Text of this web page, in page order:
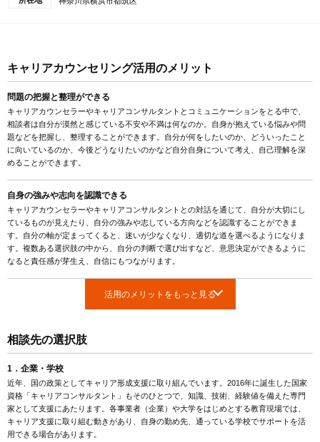
キャリアカウンセリング活用のメリット
問題の把握と整理ができる
キャリアカウンセラーやキャリアコンサルタントとコミュニケーションをとる中で、
相談者は自分が漠然と感じている不安や不満は何なのか。自身が抱えている悩みや問
題などを把握し、整理することができます。自分が何をしたいのか、どういったこと
に向いているのか、今後どうなりたいのかなど自分自身について考え、自己理解を深
めることができます。
自身の強みや志向を認識できる
キャリアカウンセラーやキャリアコンサルタントとの対話を通じて、自分が大切にし
ているものが見えたり、自分の強みや志している方向などを認識することができま
す。自分の軸が定まってくると、迷いが少なくなり、適切な道を選べるようになりま
す。複数ある選択肢の中から、自分の判断で選び出すなど、意思決定ができるように
なると責任感が芽生え、自信にもつながります。
活用のメリットをもっと見る
相談先の選択肢
1．企業・学校
近年、国の政策としてキャリア形成支援に取り組んでいます。2016年に誕生した国家
資格「キャリアコンサルタント」もそのひとつで、知識、技術、経験値を備えた専門
家として支援にあたります。各事業者（企業）や大学をはじめとする教育現場では、
キャリア支援に取り組む動きがあり、自身の勤め先、通っている学校でサポートを活
用できる場合があります。